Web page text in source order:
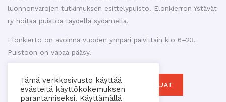
luonnonvarojen tutkimuksen esittelypuisto. Elonkierron Ystävät
ry hoitaa puistoa täydellä sydämellä.
Elonkierto on avoinna vuoden ympäri päivittäin klo 6–23.
Puistoon on vapaa pääsy.
MAKASIINIKAHVILAN AUKIOLOAJAT
Tämä verkkosivusto käyttää
evästeitä käyttökokemuksen
parantamiseksi. Käyttämällä